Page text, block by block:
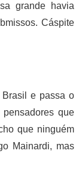
grande havia
Cáspite
e passa o
que
que ninguém
Mainardi, mas